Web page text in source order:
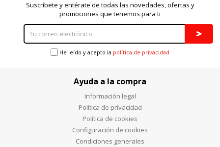
Suscríbete y entérate de todas las novedades, ofertas y
promociones que tenemos para ti
He leído y acepto la política de privacidad
Ayuda a la compra
Información legal
Política de privacidad
Política de cookies
Configuración de cookies
Condiciones generales